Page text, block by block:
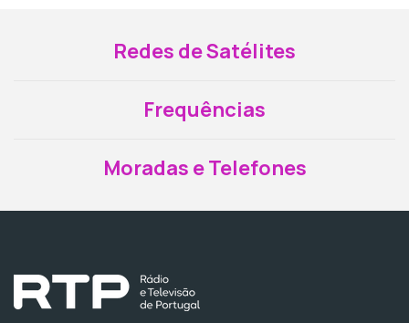
Redes de Satélites
Frequências
Moradas e Telefones